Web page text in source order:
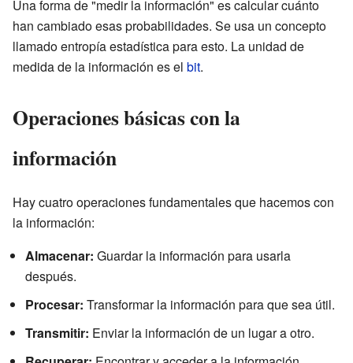
Una forma de "medir la información" es calcular cuánto
han cambiado esas probabilidades. Se usa un concepto
llamado entropía estadística para esto. La unidad de
medida de la información es el bit.
Operaciones básicas con la
información
Hay cuatro operaciones fundamentales que hacemos con
la información:
Almacenar: Guardar la información para usarla
después.
Procesar: Transformar la información para que sea útil.
Transmitir: Enviar la información de un lugar a otro.